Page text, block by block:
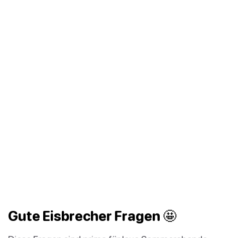
Gute Eisbrecher Fragen 🤩